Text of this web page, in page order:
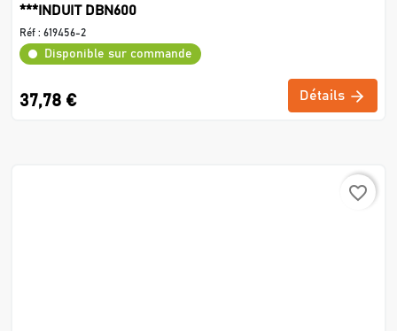
***INDUIT DBN600
Réf : 619456-2
Disponible sur commande
37,78 € Détails
favorite_border